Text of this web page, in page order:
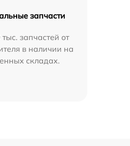
запчасти
запчастей от
в наличии на
складах.